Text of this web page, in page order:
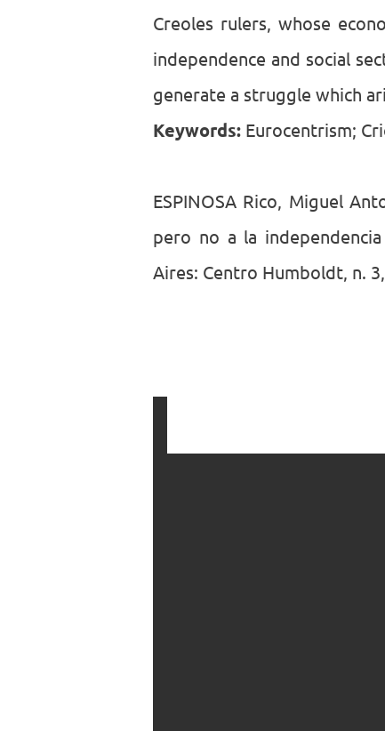
Creoles rulers, whose
independence and social
generate a struggle which
Keywords: Eurocentrism;
ESPINOSA Rico, Miguel
pero no a la independencia
Aires: Centro Humboldt, n.